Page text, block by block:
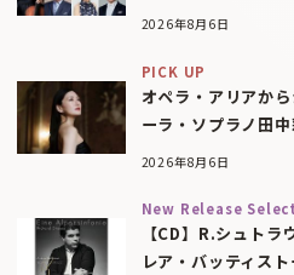
2026年8月6日
PICK UP
オペラ・アリアか
ーラ・ソプラノ田
2026年8月6日
New Release
【CD】R.シュト
レア・バッティス